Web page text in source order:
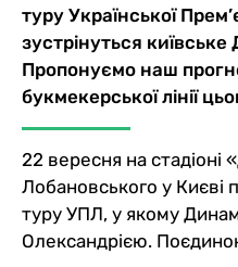
туру Української
зустрінуться
Пропонуємо наш
букмекерської лінії
22 вересня на стадіоні
Лобановського у Києві
туру УПЛ, у якому
Олександрією.